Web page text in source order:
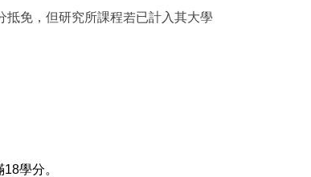
免，但研究所課程若已計入其大學
學分。